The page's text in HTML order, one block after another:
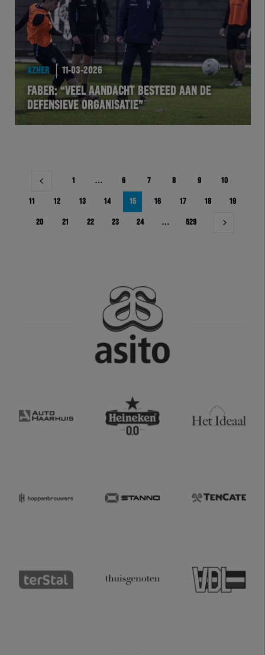
AZHER 11-03-2026
FABER: “VEEL AANDACHT BESTEED AAN DE
DEFENSIEVE ORGANISATIE”
Berichtnavigatie
1 … 6 7 8 9 10
11 12 13 14 15 16 17 18 19
20 21 22 23 24 … 529